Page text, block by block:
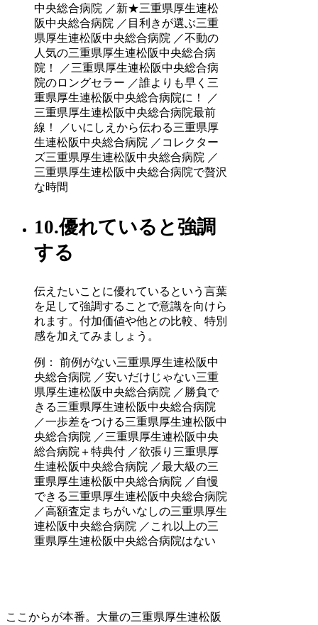
中央総合病院 ／新★三重県厚生連松
阪中央総合病院 ／目利きが選ぶ三重
県厚生連松阪中央総合病院 ／不動の
人気の三重県厚生連松阪中央総合病
院！ ／三重県厚生連松阪中央総合病
院のロングセラー ／誰よりも早く三
重県厚生連松阪中央総合病院に！ ／
三重県厚生連松阪中央総合病院最前
線！ ／いにしえから伝わる三重県厚
生連松阪中央総合病院 ／コレクター
ズ三重県厚生連松阪中央総合病院 ／
三重県厚生連松阪中央総合病院で贅沢
な時間
10.優れていると強調
する
伝えたいことに優れているという言葉
を足して強調することで意識を向けら
れます。付加価値や他との比較、特別
感を加えてみましょう。
例： 前例がない三重県厚生連松阪中
央総合病院 ／安いだけじゃない三重
県厚生連松阪中央総合病院 ／勝負で
きる三重県厚生連松阪中央総合病院
／一歩差をつける三重県厚生連松阪中
央総合病院 ／三重県厚生連松阪中央
総合病院＋特典付 ／欲張り三重県厚
生連松阪中央総合病院 ／最大級の三
重県厚生連松阪中央総合病院 ／自慢
できる三重県厚生連松阪中央総合病院
／高額査定まちがいなしの三重県厚生
連松阪中央総合病院 ／これ以上の三
重県厚生連松阪中央総合病院はない
ここからが本番。大量の三重県厚生連松阪